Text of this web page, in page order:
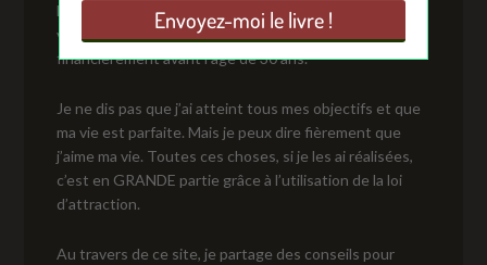
En l’espace de quelques années, j’ai métamorphosé ma
vie à tous les niveaux. Je suis même devenu libre
financièrement avant l’âge de 30 ans.
Je ne dis pas que j’ai atteint tous mes objectifs et que
ma vie est parfaite. Mais je peux dire fièrement que
j’aime ma vie. Toutes ces choses, si je les ai réalisées,
c’est en GRANDE partie grâce à l’utilisation de la loi
d’attraction.
Au travers de ce site, je partage des conseils pour